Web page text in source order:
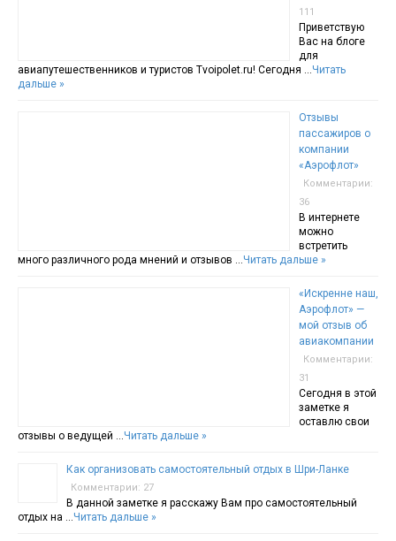
111
Приветствую
Вас на блоге
для
авиапутешественников и туристов Tvoipolet.ru! Сегодня …Читать
дальше »
Отзывы
пассажиров о
компании
«Аэрофлот»
Комментарии:
36
В интернете
можно
встретить
много различного рода мнений и отзывов …Читать дальше »
«Искренне наш,
Аэрофлот» —
мой отзыв об
авиакомпании
Комментарии:
31
Сегодня в этой
заметке я
оставлю свои
отзывы о ведущей …Читать дальше »
Как организовать самостоятельный отдых в Шри-Ланке
Комментарии: 27
В данной заметке я расскажу Вам про самостоятельный
отдых на …Читать дальше »